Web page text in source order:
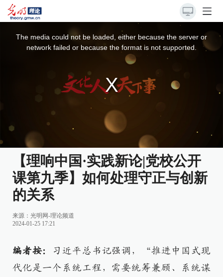
The media could not be loaded, either because the server or
network failed or because the format is not supported.
【理响中国·实践新论|党校公开
课第九季】如何处理守正与创新
的关系
来源： 光明网-理论频道
2024-01-25 17:21
编者按：
习近平总书记强调，“推进中国式现
代化是一个系统工程，需要统筹兼顾、系统谋